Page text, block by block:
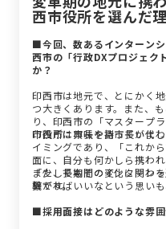
西市役所を選んだ
■今回、数あるインターン
西市の「行政DXプロジェク
か？
印西市は地元で、とにかく
つ大きくあります。また、
り、印西市の「マスタープ
市役所に興味を持っていま
印西市は市長や副市長が代
イミングであり、「これか
面に、自分も何かしら携わ
「少しでもその変化に関わ
機です。
また、長期間のインターン
繋がればいいなという思いも
■採用面接はどのような雰囲